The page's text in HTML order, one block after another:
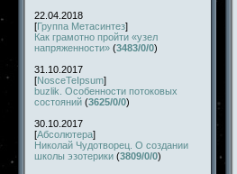
22.04.2018
[Группа Метасинтез]
Как грамотно пройти «узел
напряженности» (3483/0/0)
31.10.2017
[NosceTeIpsum]
buzlik. Особенности потоковых
состояний (3625/0/0)
30.10.2017
[Абсолютера]
Николай Чудотворец. О создании
школы эзотерики (3809/0/0)